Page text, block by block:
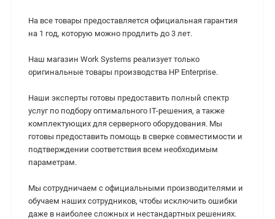
На все товары предоставляется официальная гарантия
на 1 год, которую можно продлить до 3 лет.
Наш магазин Work Systems реализует только
оригинальные товары производства HP Enterprise.
Наши эксперты готовы предоставить полный спектр
услуг по подбору оптимального IT-решения, а также
комплектующих для серверного оборудования. Мы
готовы предоставить помощь в сверке совместимости и
подтверждении соответствия всем необходимым
параметрам.
Мы сотрудничаем с официальными производителями и
обучаем наших сотрудников, чтобы исключить ошибки
даже в наиболее сложных и нестандартных решениях.